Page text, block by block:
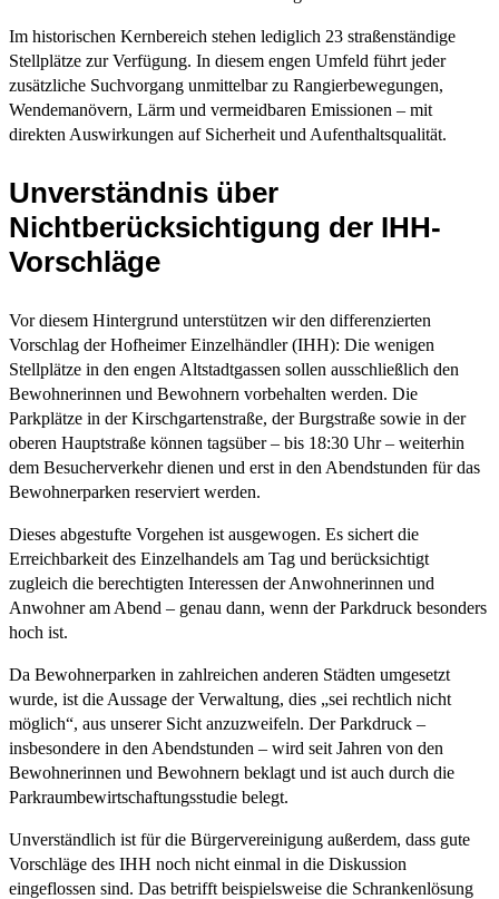
Im historischen Kernbereich stehen lediglich 23 straßenständige
Stellplätze zur Verfügung. In diesem engen Umfeld führt jeder
zusätzliche Suchvorgang unmittelbar zu Rangierbewegungen,
Wendemanövern, Lärm und vermeidbaren Emissionen – mit
direkten Auswirkungen auf Sicherheit und Aufenthaltsqualität.
Unverständnis über
Nichtberücksichtigung der IHH-
Vorschläge
Vor diesem Hintergrund unterstützen wir den differenzierten
Vorschlag der Hofheimer Einzelhändler (IHH): Die wenigen
Stellplätze in den engen Altstadtgassen sollen ausschließlich den
Bewohnerinnen und Bewohnern vorbehalten werden. Die
Parkplätze in der Kirschgartenstraße, der Burgstraße sowie in der
oberen Hauptstraße können tagsüber – bis 18:30 Uhr – weiterhin
dem Besucherverkehr dienen und erst in den Abendstunden für das
Bewohnerparken reserviert werden.
Dieses abgestufte Vorgehen ist ausgewogen. Es sichert die
Erreichbarkeit des Einzelhandels am Tag und berücksichtigt
zugleich die berechtigten Interessen der Anwohnerinnen und
Anwohner am Abend – genau dann, wenn der Parkdruck besonders
hoch ist.
Da Bewohnerparken in zahlreichen anderen Städten umgesetzt
wurde, ist die Aussage der Verwaltung, dies „sei rechtlich nicht
möglich“, aus unserer Sicht anzuzweifeln. Der Parkdruck –
insbesondere in den Abendstunden – wird seit Jahren von den
Bewohnerinnen und Bewohnern beklagt und ist auch durch die
Parkraumbewirtschaftungsstudie belegt.
Unverständlich ist für die Bürgervereinigung außerdem, dass gute
Vorschläge des IHH noch nicht einmal in die Diskussion
eingeflossen sind. Das betrifft beispielsweise die Schrankenlösung